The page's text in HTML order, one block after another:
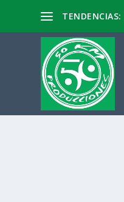
TENDENCIAS: